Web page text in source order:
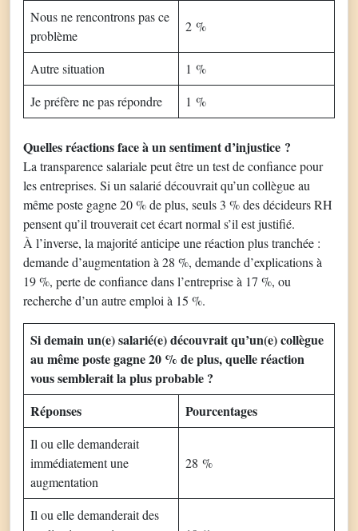
Nous ne rencontrons pas ce
problème
2 %
Autre situation
1 %
Je préfère ne pas répondre
1 %
Quelles réactions face à un sentiment d’injustice ?
La transparence salariale peut être un test de confiance pour
les entreprises. Si un salarié découvrait qu’un collègue au
même poste gagne 20 % de plus, seuls 3 % des décideurs RH
pensent qu’il trouverait cet écart normal s’il est justifié.
À l’inverse, la majorité anticipe une réaction plus tranchée :
demande d’augmentation à 28 %, demande d’explications à
19 %, perte de confiance dans l’entreprise à 17 %, ou
recherche d’un autre emploi à 15 %.
Si demain un(e) salarié(e) découvrait qu’un(e) collègue
au même poste gagne 20 % de plus, quelle réaction
vous semblerait la plus probable ?
Réponses
Pourcentages
Il ou elle demanderait
immédiatement une
augmentation
28 %
Il ou elle demanderait des